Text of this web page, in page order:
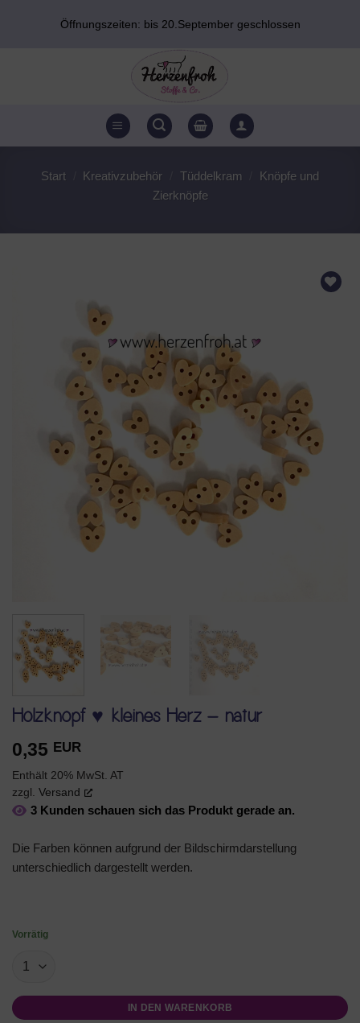
Öffnungszeiten: bis 20.September geschlossen
Start Kreativzubehör Tüddelkram
Knöpfe und
Zierknöpfe
Holzknopf ♥ kleines Herz – natur
0,35 EUR
Enthält 20% MwSt. AT
zzgl. Versand
3 Kunden schauen sich das Produkt gerade an.
Die Farben können aufgrund der Bildschirmdarstellung
unterschiedlich dargestellt werden.
Vorrätig
IN DEN WARENKORB